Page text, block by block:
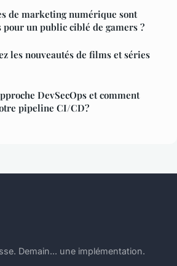
de marketing numérique sont
pour un public ciblé de gamers ?
les nouveautés de films et séries
DevSecOps et comment
pipeline CI/CD?
Demain... une implémentation.